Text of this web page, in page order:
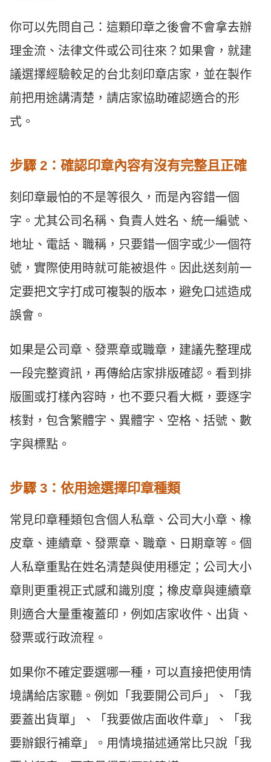
你可以先問自己：這顆印章之後會不會拿去辦
理金流、法律文件或公司往來？如果會，就建
議選擇經驗較足的台北刻印章店家，並在製作
前把用途講清楚，請店家協助確認適合的形
式。
步驟 2：確認印章內容有沒有完整且正確
刻印章最怕的不是等很久，而是內容錯一個
字。尤其公司名稱、負責人姓名、統一編號、
地址、電話、職稱，只要錯一個字或少一個符
號，實際使用時就可能被退件。因此送刻前一
定要把文字打成可複製的版本，避免口述造成
誤會。
如果是公司章、發票章或職章，建議先整理成
一段完整資訊，再傳給店家排版確認。看到排
版圖或打樣內容時，也不要只看大概，要逐字
核對，包含繁體字、異體字、空格、括號、數
字與標點。
步驟 3：依用途選擇印章種類
常見印章種類包含個人私章、公司大小章、橡
皮章、連續章、發票章、職章、日期章等。個
人私章重點在姓名清楚與使用穩定；公司大小
章則更重視正式感和識別度；橡皮章與連續章
則適合大量重複蓋印，例如店家收件、出貨、
發票或行政流程。
如果你不確定要選哪一種，可以直接把使用情
境講給店家聽。例如「我要開公司戶」、「我
要蓋出貨單」、「我要做店面收件章」、「我
要辦銀行補章」。用情境描述通常比只說「我